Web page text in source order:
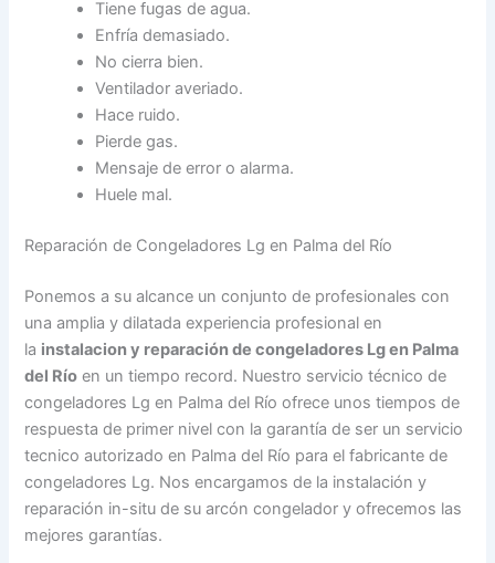
Tiene fugas de agua.
Enfría demasiado.
No cierra bien.
Ventilador averiado.
Hace ruido.
Pierde gas.
Mensaje de error o alarma.
Huele mal.
Reparación de Congeladores Lg en Palma del Río
Ponemos a su alcance un conjunto de profesionales con
una amplia y dilatada experiencia profesional en
la instalacion y reparación de congeladores Lg en Palma
del Río en un tiempo record. Nuestro servicio técnico de
congeladores Lg en Palma del Río ofrece unos tiempos de
respuesta de primer nivel con la garantía de ser un servicio
tecnico autorizado en Palma del Río para el fabricante de
congeladores Lg. Nos encargamos de la instalación y
reparación in-situ de su arcón congelador y ofrecemos las
mejores garantías.